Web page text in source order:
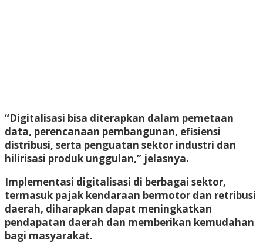
“Digitalisasi bisa diterapkan dalam pemetaan
data, perencanaan pembangunan, efisiensi
distribusi, serta penguatan sektor industri dan
hilirisasi produk unggulan,” jelasnya.
Implementasi digitalisasi di berbagai sektor,
termasuk pajak kendaraan bermotor dan retribusi
daerah, diharapkan dapat meningkatkan
pendapatan daerah dan memberikan kemudahan
bagi masyarakat.